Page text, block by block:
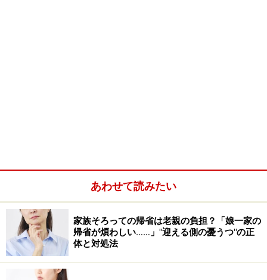
あわせて読みたい
家族そろっての帰省は老親の負担？「娘一家の
帰省が煩わしい……」"迎える側の憂うつ"の正
体と対処法